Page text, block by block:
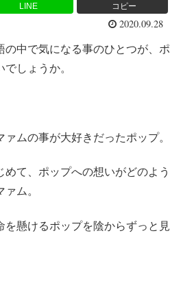
LINE コピー
2020.09.28
の中で気になる事のひとつが、ポ
しょうか。
ムの事が大好きだったポップ。
めて、ポップへの想いがどのよう
ム。
を懸けるポップを陰からずっと見